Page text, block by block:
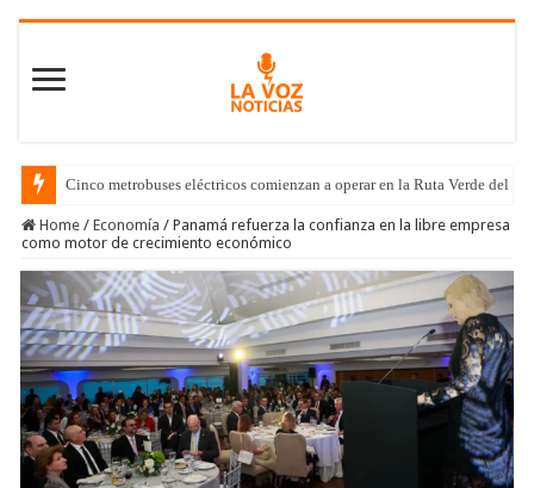
Cinco metrobuses eléctricos comienzan a operar en la Ruta Verde del
Home / Economía / Panamá refuerza la confianza en la libre empresa
como motor de crecimiento económico